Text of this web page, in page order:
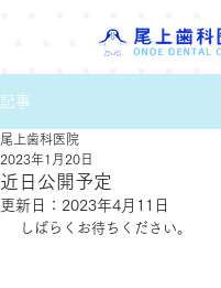
記事
近日公開予定
尾上歯科医院
2023年1月20日
更新日： 2023年4月11日
しばらくお待ちください。